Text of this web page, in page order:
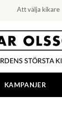
Att välja kikare
KAMPANJER